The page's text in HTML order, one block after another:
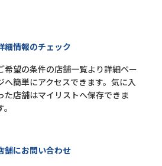
細情報のチェック
希望の条件の店舗一覧より詳細ペー
へ簡単にアクセスできます。気に入
た店舗はマイリストへ保存できま
舗にお問い合わせ